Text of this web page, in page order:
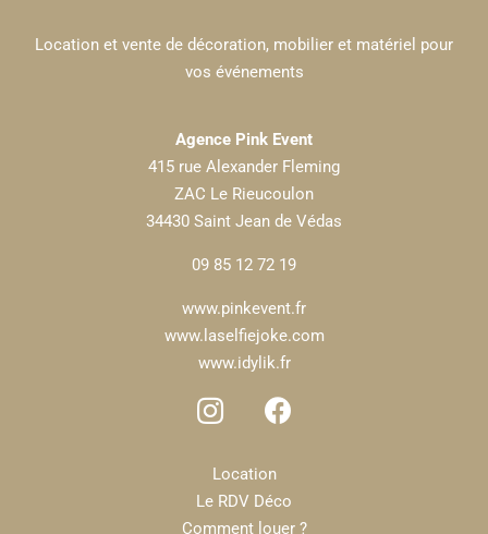
Location et vente de décoration, mobilier et matériel pour
vos événements
Agence Pink Event
415 rue Alexander Fleming
ZAC Le Rieucoulon
34430 Saint Jean de Védas
09 85 12 72 19
www.pinkevent.fr
www.laselfiejoke.com
www.idylik.fr
Location
Le RDV Déco
Comment louer ?